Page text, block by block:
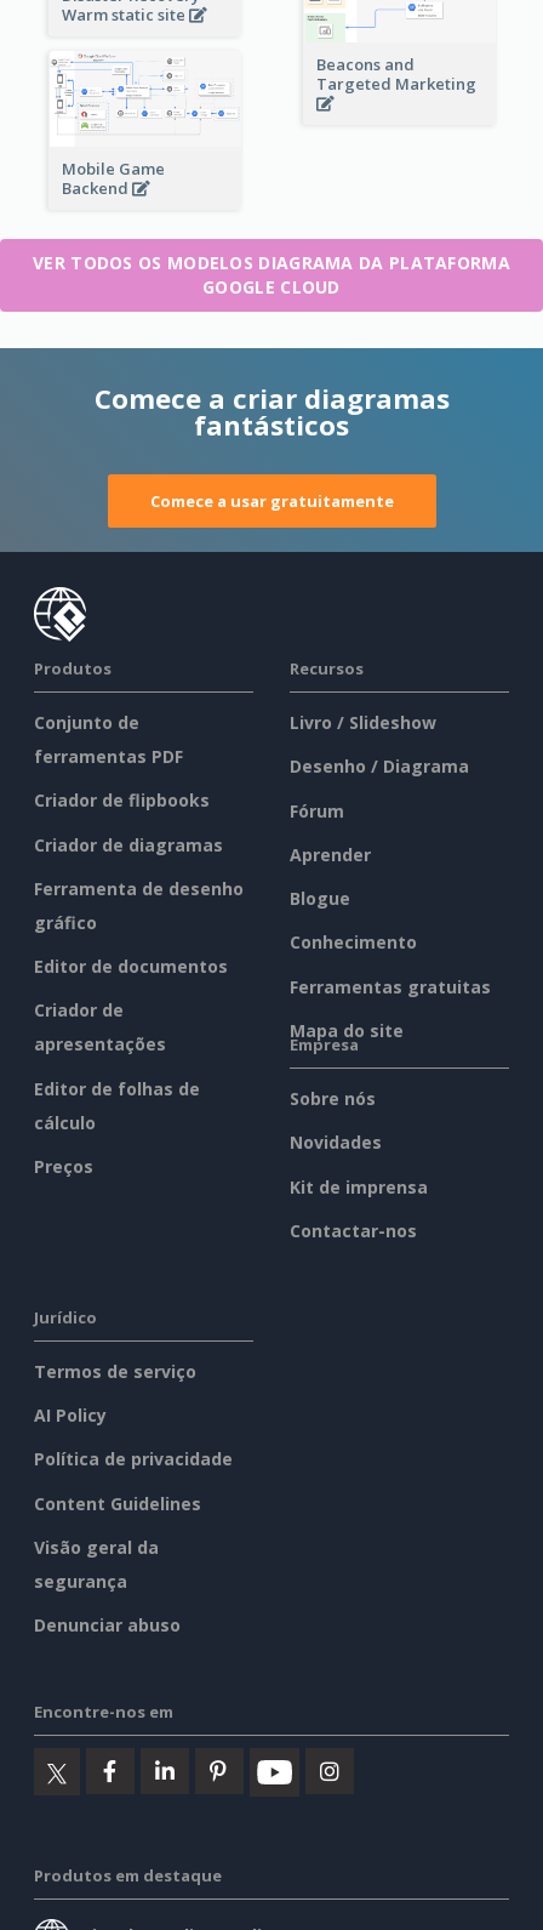
Warm static site
Beacons and
Targeted Marketing
Mobile Game
Backend
VER TODOS OS MODELOS DIAGRAMA DA PLATAFORMA
GOOGLE CLOUD
Comece a criar diagramas
fantásticos
Comece a usar gratuitamente
Produtos
Conjunto de
ferramentas PDF
Criador de flipbooks
Criador de diagramas
Ferramenta de desenho
gráfico
Editor de documentos
Criador de
apresentações
Editor de folhas de
cálculo
Preços
Recursos
Livro / Slideshow
Desenho / Diagrama
Fórum
Aprender
Blogue
Conhecimento
Ferramentas gratuitas
Mapa do site
Empresa
Sobre nós
Novidades
Kit de imprensa
Contactar-nos
Jurídico
Termos de serviço
AI Policy
Política de privacidade
Content Guidelines
Visão geral da
segurança
Denunciar abuso
Encontre-nos em
Produtos em destaque